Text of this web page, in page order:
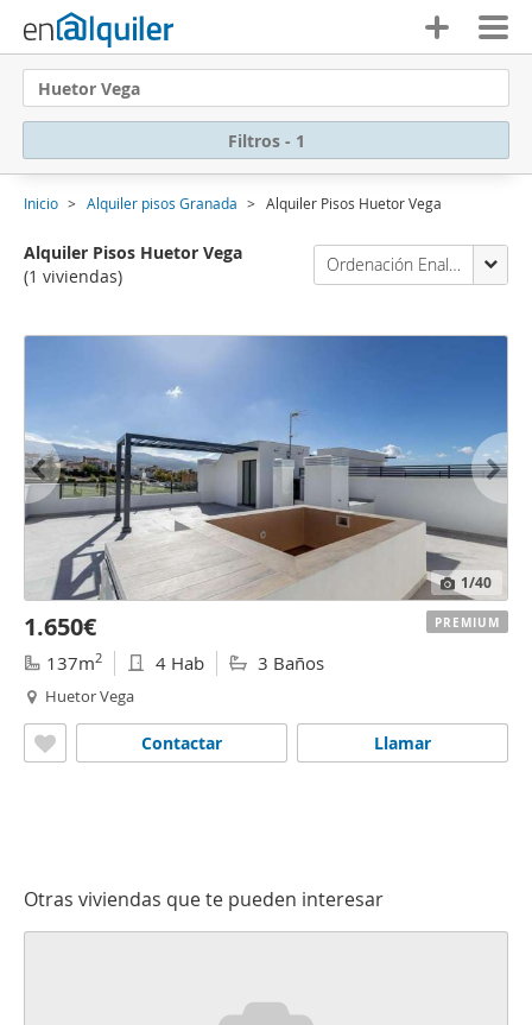
Huetor Vega
Filtros - 1
Inicio Alquiler pisos Granada Alquiler Pisos Huetor Vega
Alquiler Pisos Huetor Vega
(1 viviendas)
Ordenación Enalquiler
1/40
1.650€
137m2 4 Hab 3 Baños
Huetor Vega
Llamar
Contactar
PREMIUM
Otras viviendas que te pueden interesar